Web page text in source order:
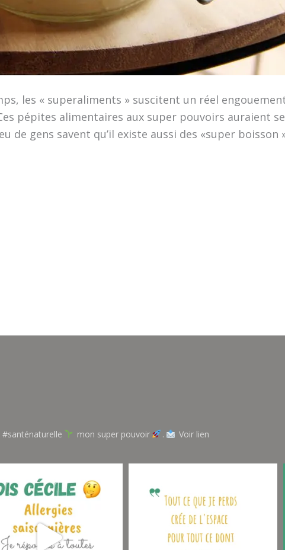
les « superaliments » suscitent un réel
pépites alimentaires aux super pouvoirs auraient
de gens savent qu’il existe aussi des «super boisson
mon super pouvoir . Voir lien